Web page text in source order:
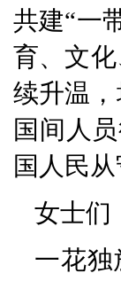
共建“一
育、文
续升温
国间人
国人民
女士们
一花独